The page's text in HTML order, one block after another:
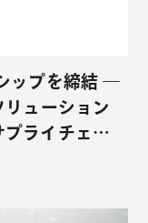
ップを締結 ―
ューション
ライチェー
始 ―